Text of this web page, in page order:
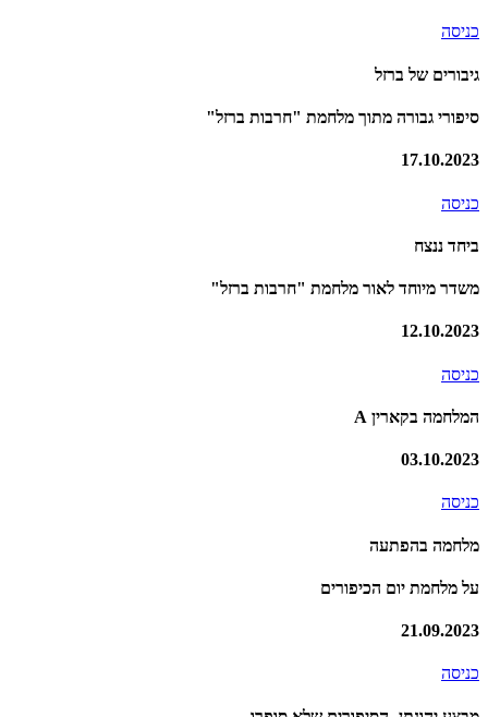
כניסה
גיבורים של ברזל
סיפורי גבורה מתוך מלחמת "חרבות ברזל"
17.10.2023
כניסה
ביחד ננצח
משדר מיוחד לאור מלחמת "חרבות ברזל"
12.10.2023
כניסה
המלחמה בקארין A
03.10.2023
כניסה
מלחמה בהפתעה
על מלחמת יום הכיפורים
21.09.2023
כניסה